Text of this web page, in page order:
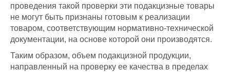
проведения такой проверки эти подакцизные товары
не могут быть признаны готовым к реализации
товаром, соответствующим нормативно-технической
документации, на основе которой они производятся.
Таким образом, объем подакцизной продукции,
направленный на проверку ее качества в пределах